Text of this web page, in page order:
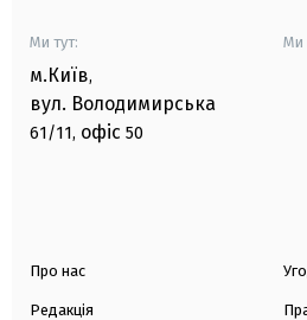
Ми тут:
м.Київ,
вул. Володимирська
61/11, офіс 50
Ми
Про нас
Редакція